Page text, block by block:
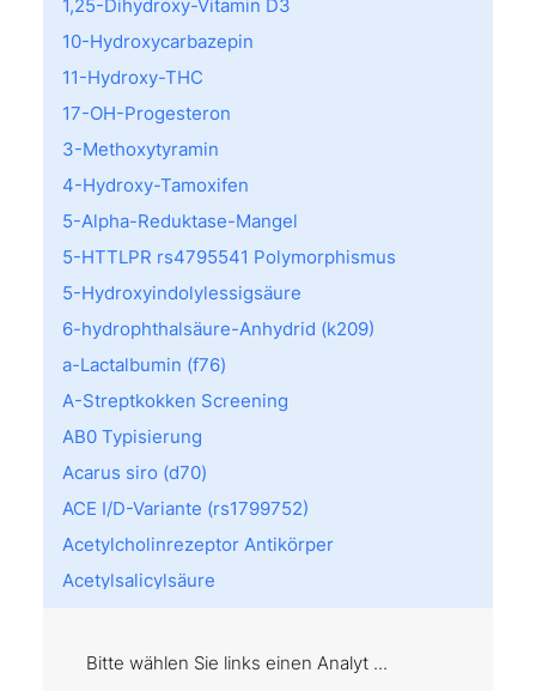
1,25-Dihydroxy-Vitamin D3
10-Hydroxycarbazepin
11-Hydroxy-THC
17-OH-Progesteron
3-Methoxytyramin
4-Hydroxy-Tamoxifen
5-Alpha-Reduktase-Mangel
5-HTTLPR rs4795541 Polymorphismus
5-Hydroxyindolylessigsäure
6-hydrophthalsäure-Anhydrid (k209)
a-Lactalbumin (f76)
A-Streptkokken Screening
AB0 Typisierung
Acarus siro (d70)
ACE I/D-Variante (rs1799752)
Acetylcholinrezeptor Antikörper
Acetylsalicylsäure
Acremonium kiliense (m202)
Bitte wählen Sie links einen Analyt ...